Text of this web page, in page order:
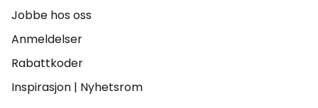
Jobbe hos oss
Anmeldelser
Rabattkoder
Inspirasjon | Nyhetsrom